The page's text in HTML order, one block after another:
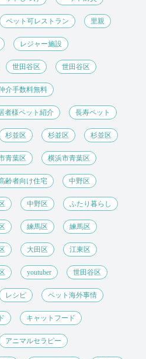
ペット可レストラン 里親
レジャー施設
世田谷区 世田谷区
介手数料無料
者様ペット紹介 長寿ペット
杉並区 杉並区 杉並区
青葉区 横浜市青葉区
齢者向け住宅 中野区
中野区 ふたり暮らし
練馬区 練馬区
大田区 江東区
youtuber 世田谷区
レシピ ペット海外事情
キャットフード
アニマルセラピー